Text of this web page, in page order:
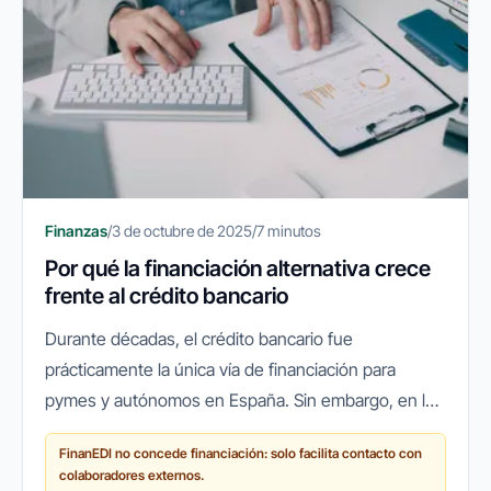
Finanzas/3 de octubre de 2025/7 minutos
Por qué la financiación alternativa crece
frente al crédito bancario
Durante décadas, el crédito bancario fue
prácticamente la única vía de financiación para
pymes y autónomos en España. Sin embargo, en los
últimos años ha surgido un cambio de paradigma:
cada vez más empresas recurren a...
FinanEDI no concede financiación: solo facilita contacto con
colaboradores externos.